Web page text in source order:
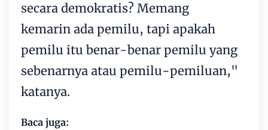
secara demokratis? Memang
kemarin ada pemilu, tapi apakah
pemilu itu benar-benar pemilu yang
sebenarnya atau pemilu-pemiluan,"
katanya.
Baca juga: